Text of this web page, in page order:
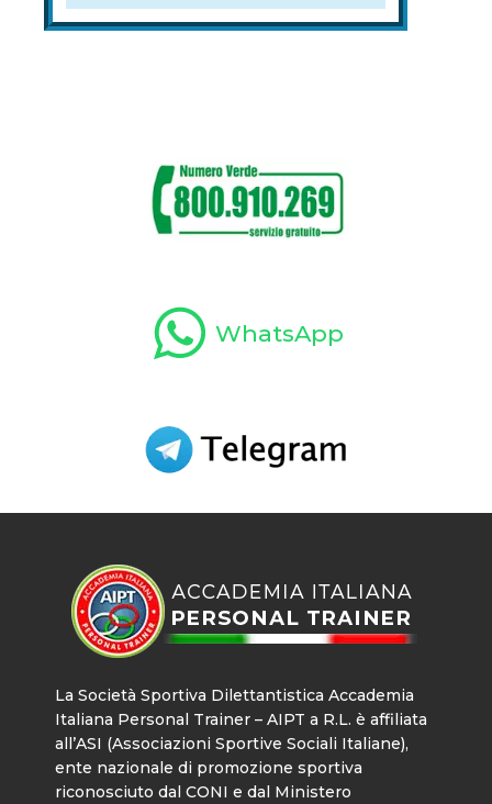
WhatsApp
La Società Sportiva Dilettantistica Accademia
Italiana Personal Trainer – AIPT a R.L. è affiliata
all’ASI (Associazioni Sportive Sociali Italiane),
ente nazionale di promozione sportiva
riconosciuto dal CONI e dal Ministero